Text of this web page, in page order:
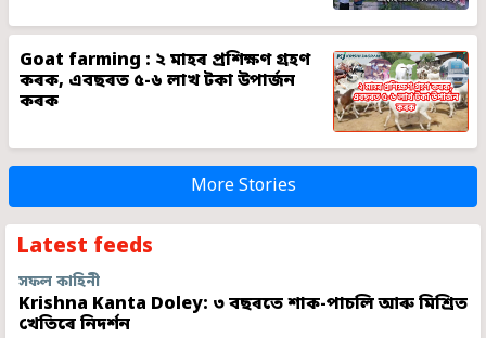
Goat farming : ২ মাহৰ প্ৰশিক্ষণ গ্ৰহণ
কৰক, এবছৰত ৫-৬ লাখ টকা উপাৰ্জন
কৰক
More Stories
Latest feeds
সফল কাহিনী
Krishna Kanta Doley: ৩ বছৰতে শাক-পাচলি আৰু মিশ্ৰিত
খেতিৰে নিদৰ্শন